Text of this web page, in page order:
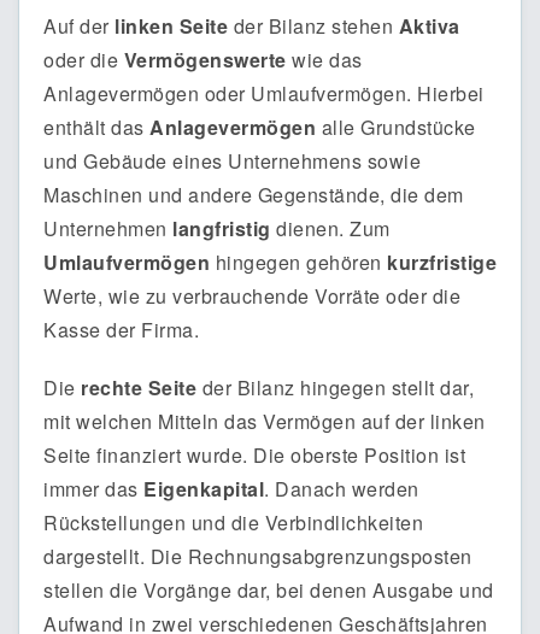
Auf der linken Seite der Bilanz stehen Aktiva
oder die Vermögenswerte wie das
Anlagevermögen oder Umlaufvermögen. Hierbei
enthält das Anlagevermögen alle Grundstücke
und Gebäude eines Unternehmens sowie
Maschinen und andere Gegenstände, die dem
Unternehmen langfristig dienen. Zum
Umlaufvermögen hingegen gehören kurzfristige
Werte, wie zu verbrauchende Vorräte oder die
Kasse der Firma.
Die rechte Seite der Bilanz hingegen stellt dar,
mit welchen Mitteln das Vermögen auf der linken
Seite finanziert wurde. Die oberste Position ist
immer das Eigenkapital. Danach werden
Rückstellungen und die Verbindlichkeiten
dargestellt. Die Rechnungsabgrenzungsposten
stellen die Vorgänge dar, bei denen Ausgabe und
Aufwand in zwei verschiedenen Geschäftsjahren